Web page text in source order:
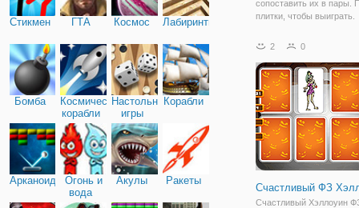
Стикмен ГТА Космос Лабиринты
Бомба
Космические
корабли
Настольные
игры
Корабли
Арканоид
Огонь и
вода
Акулы Ракеты
сопоставить их в пары.
плитки, чтобы выиграть.
качестве мало движется,
уровня. Используйте
нажмите или нажмите на
2 0
Счастливый ФЗ
Счастливый Хэллоуин